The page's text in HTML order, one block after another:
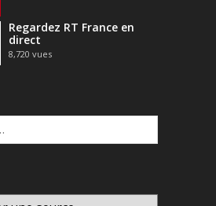
Regardez RT France en
direct
8,720 vues